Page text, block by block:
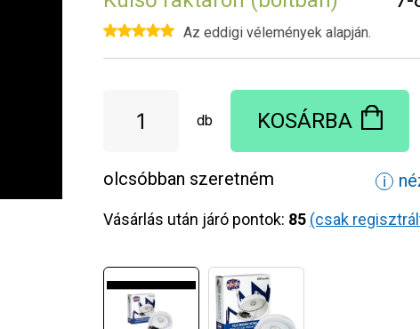
Az eddigi vélemények alapján.
db KOSÁRBA
olcsóbban szeretném ℹ
Vásárlás után járó pontok: 85 (csak